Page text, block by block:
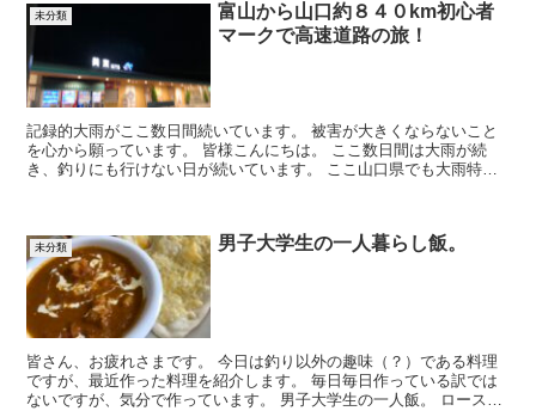
未分類
富山から山口約８４０km初心者
マークで高速道路の旅！
記録的大雨がここ数日間続いています。 被害が大きくならないこと
を心から願っています。 皆様こんにちは。 ここ数日間は大雨が続
き、釣りにも行けない日が続いています。 ここ山口県でも大雨特別
未分類 男子大学生の一人暮らし飯。
皆さん、お疲れさまです。 今日は釣り以外の趣味（？）である料理
ですが、最近作った料理を紹介します。 毎日毎日作っている訳では
ないですが、気分で作っています。 男子大学生の一人飯。 ロース